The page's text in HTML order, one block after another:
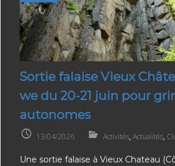
Sortie falaise Vieux
we du 20-21 juin pour
autonomes
13/04/2026 Activités, Actualités,
Une sortie falaise à Vieux Chateau